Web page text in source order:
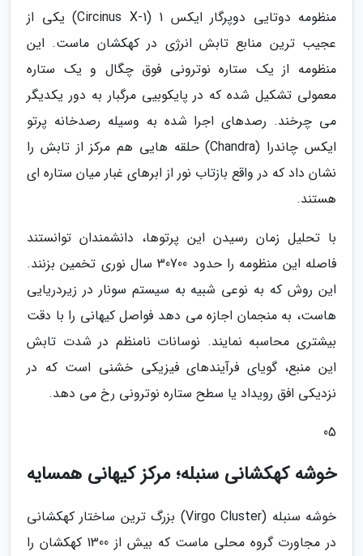
منظومه دوتایی دوپرگار ایکس 1 (Circinus X-1) یکی از
عجیب ترین منابع تابش انرژی در کهکشان ماست. این
منظومه از یک ستاره نوترونی فوق چگال و یک ستاره
معمولی تشکیل شده که در پایکوبیی مرگبار به دور یکدیگر
می چرخند. رصدهای اجرا شده به وسیله رصدخانه پرتو
ایکس چاندرا (Chandra) حلقه هایی هم مرکز از تابش را
نشان داد که در واقع بازتاب نور از ابرهای غبار میان ستاره ای
هستند.
با تحلیل زمان رسیدن این پرتوها، دانشمندان توانستند
فاصله این منظومه را حدود 30700 سال نوری تخمین بزنند.
این روش که به نوعی شبیه به سیستم سونار در زیردریایی
هاست، به منجمان اجازه می دهد فواصل کیهانی را با دقت
بیشتری محاسبه نمایند. نوسانات نامنظم در شدت تابش
این منبع، گویای فرآیندهای فیزیکی خشنی است که در
نزدیکی افق رویداد یا سطح ستاره نوترونی رخ می دهد.
05
خوشه کهکشانی سنبله؛ مرکز کیهانی همسایه
خوشه سنبله (Virgo Cluster) بزرگ ترین ساختار کهکشانی
در مجاورت گروه محلی ماست که بیش از 1300 کهکشان را